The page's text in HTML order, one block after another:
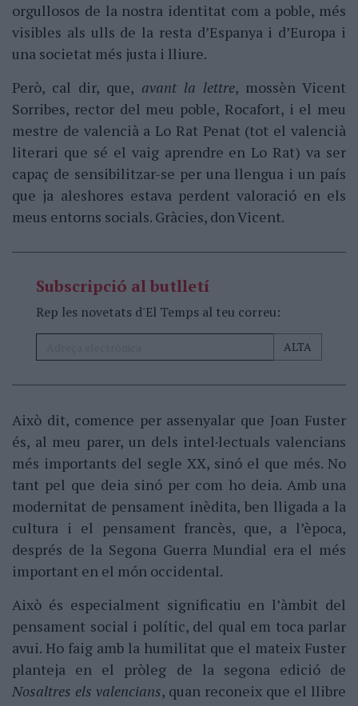
orgullosos de la nostra identitat com a poble, més
visibles als ulls de la resta d’Espanya i d’Europa i
una societat més justa i lliure.
Però, cal dir, que, avant la lettre, mossèn Vicent
Sorribes, rector del meu poble, Rocafort, i el meu
mestre de valencià a Lo Rat Penat (tot el valencià
literari que sé el vaig aprendre en Lo Rat) va ser
capaç de sensibilitzar-se per una llengua i un país
que ja aleshores estava perdent valoració en els
meus entorns socials. Gràcies, don Vicent.
Subscripció al butlletí
Rep les novetats d'El Temps al teu correu:
Això dit, comence per assenyalar que Joan Fuster
és, al meu parer, un dels intel·lectuals valencians
més importants del segle XX, sinó el que més. No
tant pel que deia sinó per com ho deia. Amb una
modernitat de pensament inèdita, ben lligada a la
cultura i el pensament francès, que, a l’època,
després de la Segona Guerra Mundial era el més
important en el món occidental.
Això és especialment significatiu en l’àmbit del
pensament social i polític, del qual em toca parlar
avui. Ho faig amb la humilitat que el mateix Fuster
planteja en el pròleg de la segona edició de
Nosaltres els valencians, quan reconeix que el llibre